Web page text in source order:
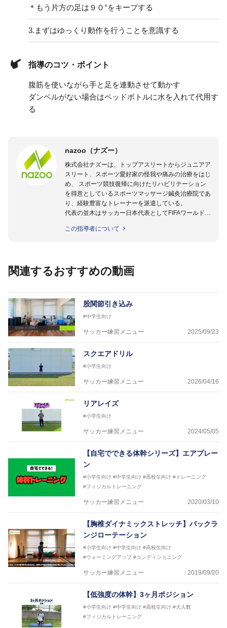
＊もう片方の足は９０°をキープする
3. まずはゆっくり動作を行うことを意識する
指導のコツ・ポイント
腹筋を使いながら手と足を連動させて動かす
ダンベルがない場合はペッドボトルに水を入れて代用す
る
nazoo（ナズー）
株式会社ナズーは、トップアスリートからジュニアア
スリート、スポーツ愛好家の怪我や痛みの治療をはじ
め、 スポーツ競技復帰に向けたリハビリテーション
を得意としているスポーツマッサージ鍼灸治療院であ
り、経験豊富なトレーナーを派遣している。
代表の並木はサッカー日本代表としてFIFAワールドカ
のほかU-23日本代表のアスレティックトレーナーと
世代のサッカーを中心に、WJBL、社会人ラグビー、
を派遣している。
さらには講演会やセミナー、専門学校などの教育機関
に講師を派遣するなど後進育成にも力を入れている。
「一人一人の健康な人生をサポートする」を企業理念
として掲げ、世の中の人々の『健康』をあらゆる方向
からサポートし、一人一人の「楽しく、豊かに、生き
生きと」生きる、そんな『健康な人生』をサポートし
ている。
この指導者について
関連するおすすめの動画
股関節引き込み
#中学生向け
サッカー練習メニュー 2025/09/23
スクエアドリル
#小学生向け
サッカー練習メニュー 2026/04/16
リアレイズ
#小学生向け
サッカー練習メニュー 2024/05/05
【自宅でできる体幹シリーズ】エアプレー
ン
#小学生向け #中学生向け #高校生向け #トレーニング
#フィジカルトレーニング
サッカー練習メニュー 2020/03/10
【胸椎ダイナミックストレッチ】バックラ
ンジローテーション
#小学生向け #中学生向け #高校生向け
#ウォーミングアップ #コンディショニング
サッカー練習メニュー 2019/09/20
【低強度の体幹】3ヶ月ポジション
#小学生向け #中学生向け #高校生向け #大人数
#フィジカルトレーニング